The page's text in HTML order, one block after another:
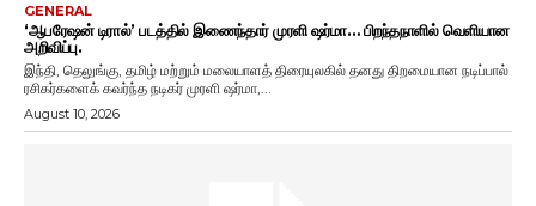
GENERAL
‘ஆபரேஷன் டிரால்’ படத்தில் இணைந்தார் முரளி ஷர்மா… பிறந்தநாளில் வெளியான
அறிவிப்பு.
இந்தி, தெலுங்கு, தமிழ் மற்றும் மலையாளத் திரையுலகில் தனது திறமையான நடிப்பால்
ரசிகர்களைக் கவர்ந்த நடிகர் முரளி ஷர்மா,...
August 10, 2026